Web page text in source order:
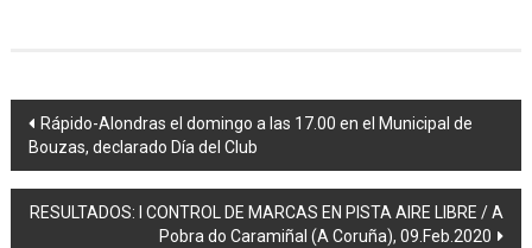
Post navigation
Rápido-Alondras el domingo a las 17.00 en el Municipal de
Bouzas, declarado Día del Club
RESULTADOS: I CONTROL DE MARCAS EN PISTA AIRE LIBRE / A
Pobra do Caramiñal (A Coruña), 09.Feb.2020